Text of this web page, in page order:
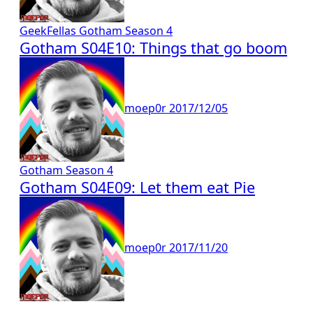
GeekFellas Gotham Season 4
Gotham S04E10: Things that go boom
moep0r2017/12/05
Gotham Season 4
Gotham S04E09: Let them eat Pie
moep0r2017/11/20